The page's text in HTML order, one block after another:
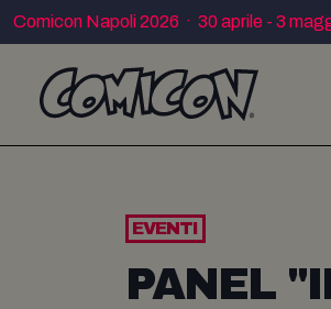
Comicon Napoli 2026 · 30 aprile - 3
EVENTI
PANEL